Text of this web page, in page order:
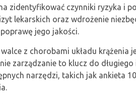
zidentyfikować czynniki ryzyka i
lekarskich oraz wdrożenie
jego jakości.
z chorobami układu krążenia
zarządzanie to klucz do
narzędzi, takich jak ankieta